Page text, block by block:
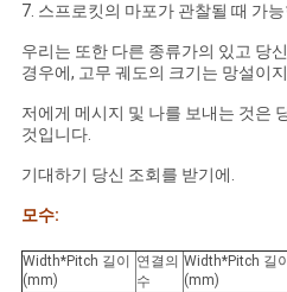
7. 스프로킷의 마포가 관찰될 때 가
우리는 또한 다른 종류가의 있고 당
경우에, 고무 궤도의 크기는 망설이
저에게 메시지 및 나를 보내는 것은
것입니다.
기대하기 당신 조회를 받기에.
모수:
Width*Pitch 길이
(mm)
연결의
수
Width*Pitch 길이
(mm)